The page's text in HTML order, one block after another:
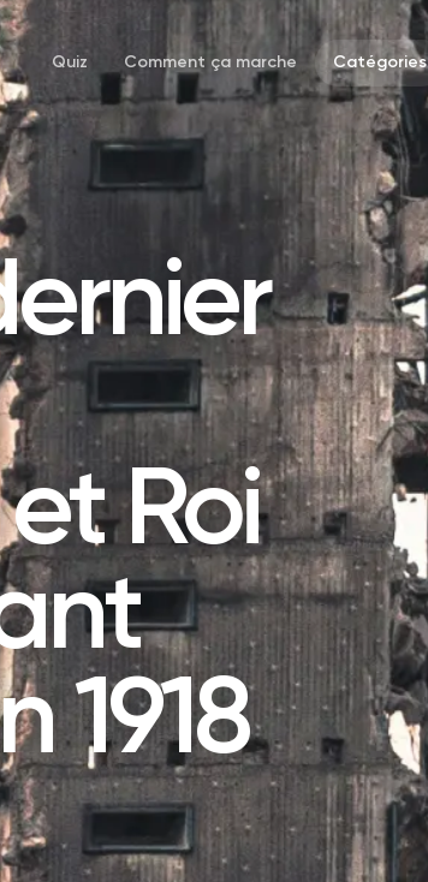
Quiz Comment ça marche Catégories
Roi
1918